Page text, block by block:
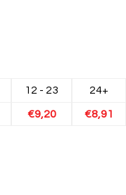
12 - 23 24+
€9,20 €8,91